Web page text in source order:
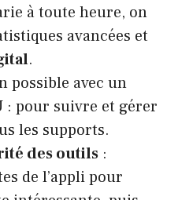
à toute heure, on
avancées et
.
possible avec un
: pour suivre et gérer
les supports.
des outils :
de l’appli pour